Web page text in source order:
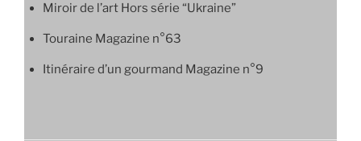
Miroir de l’art Hors série “Ukraine”
Touraine Magazine n°63
Itinéraire d’un gourmand Magazine n°9